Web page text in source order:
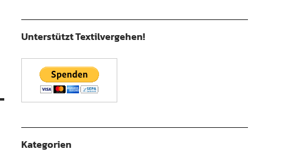
Unterstützt Textilvergehen!
Kategorien